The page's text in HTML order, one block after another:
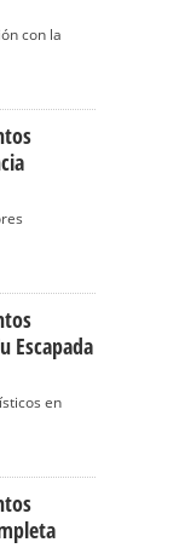
con la
Escapada
en